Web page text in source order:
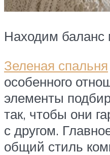
Находим баланс
Зеленая спальня
особенного
элементы
так, чтобы они
с другом.
общий стиль